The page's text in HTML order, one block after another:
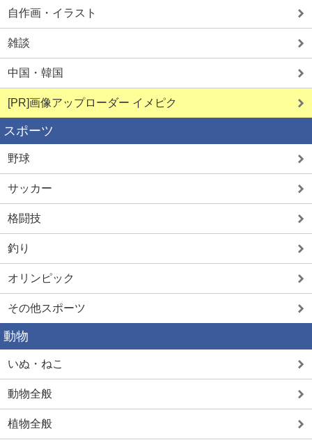
自作画・イラスト
雑談
中国・韓国
[PR]画像アップローダー イメピク
スポーツ
野球
サッカー
格闘技
釣り
オリンピック
その他スポーツ
動物
いぬ・ねこ
動物全般
植物全般